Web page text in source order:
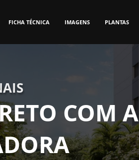
FICHA TÉCNICA IMAGENS PLANTAS
COM A